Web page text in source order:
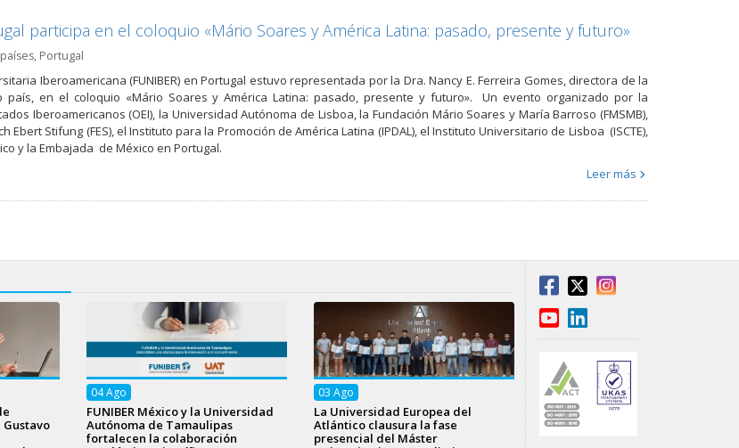
participa en el coloquio «Mário Soares y América Latina: pasado, presente y futuro»
, Portugal
Iberoamericana (FUNIBER) en Portugal estuvo representada por la Dra. Nancy E. Ferreira Gomes, directora de la
país, en el coloquio «Mário Soares y América Latina: pasado, presente y futuro». Un evento organizado por la
Iberoamericanos (OEI), la Universidad Autónoma de Lisboa, la Fundación Mário Soares y María Barroso (FMSMB),
Ebert Stifung (FES), el Instituto para la Promoción de América Latina (IPDAL), el Instituto Universitario de Lisboa (ISCTE),
y la Embajada de México en Portugal.
Leer más
04Ago
FUNIBER México y la Universidad
Autónoma de Tamaulipas
fortalecen la colaboración
03 Ago
La Universidad Europea del
Atlántico clausura la fase
presencial del Máster